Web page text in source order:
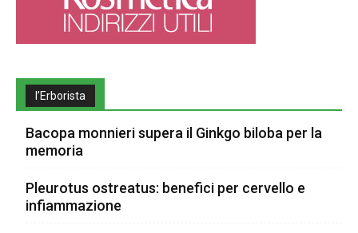
l’Erborista
Bacopa monnieri supera il Ginkgo biloba per la
memoria
Pleurotus ostreatus: benefici per cervello e
infiammazione